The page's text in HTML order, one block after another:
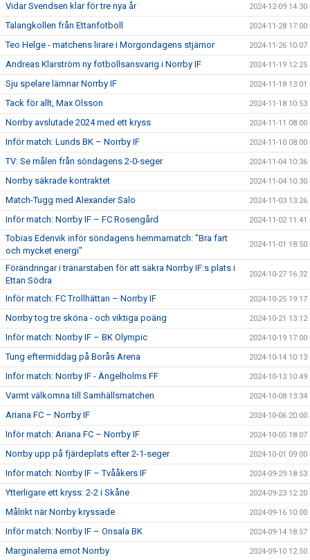
Vidar Svendsen klar för tre nya år 2024-12-09 14:30
Talangkollen från Ettanfotboll 2024-11-28 17:00
Teo Helge - matchens lirare i Morgondagens stjärnor 2024-11-26 10:07
Andreas Klarström ny fotbollsansvarig i Norrby IF 2024-11-19 12:25
Sju spelare lämnar Norrby IF 2024-11-18 13:01
Tack för allt, Max Olsson 2024-11-18 10:53
Norrby avslutade 2024 med ett kryss 2024-11-11 08:00
Inför match: Lunds BK – Norrby IF 2024-11-10 08:00
TV: Se målen från söndagens 2-0-seger 2024-11-04 10:36
Norrby säkrade kontraktet 2024-11-04 10:30
Match-Tugg med Alexander Salo 2024-11-03 13:26
Inför match: Norrby IF – FC Rosengård 2024-11-02 11:41
Tobias Edenvik inför söndagens hemmamatch: "Bra fart
och mycket energi"
2024-11-01 18:50
Förändringar i tränarstaben för att säkra Norrby IF:s plats i
Ettan Södra
2024-10-27 16:32
Inför match: FC Trollhättan – Norrby IF 2024-10-25 19:17
Norrby tog tre sköna - och viktiga poäng 2024-10-21 13:12
Inför match: Norrby IF – BK Olympic 2024-10-19 17:00
Tung eftermiddag på Borås Arena 2024-10-14 10:13
Inför match: Norrby IF - Ängelholms FF 2024-10-13 10:49
Varmt välkomna till Samhällsmatchen 2024-10-08 13:34
Ariana FC – Norrby IF 2024-10-06 20:00
Inför match: Ariana FC – Norrby IF 2024-10-05 18:07
Norrby upp på fjärdeplats efter 2-1-seger 2024-10-01 09:00
Inför match: Norrby IF – Tvååkers IF 2024-09-29 18:53
Ytterligare ett kryss: 2-2 i Skåne 2024-09-23 12:20
Målrikt när Norrby kryssade 2024-09-16 10:00
Inför match: Norrby IF – Onsala BK 2024-09-14 18:57
Marginalerna emot Norrby 2024-09-10 12:50